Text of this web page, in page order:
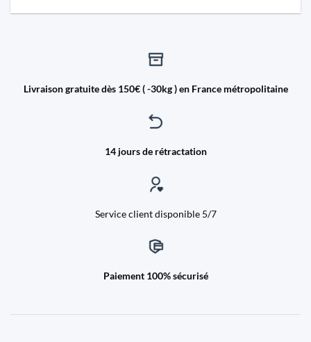
Livraison gratuite dès 150€ ( -30kg ) en France métropolitaine
14 jours de rétractation
Service client disponible 5/7
Paiement 100% sécurisé